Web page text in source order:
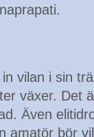
vilan i sin
växer. Det
Även
amatör bör